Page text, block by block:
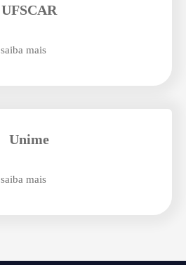
UFSCAR
saiba mais
Unime
saiba mais